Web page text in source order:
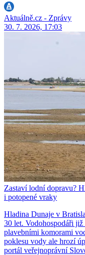
Aktuálně.cz - Zprávy
30. 7. 2026, 17:03
Zastaví lodní dopravu?
i potopené vraky
Hladina Dunaje v
30 let. Vodohospodáři
plavebními komorami
poklesu vody ale hrozí
portál veřejnoprávní